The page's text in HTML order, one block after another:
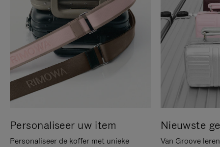
Personaliseer uw item
Personaliseer de koffer met unieke
Nieuwste
Van Groove